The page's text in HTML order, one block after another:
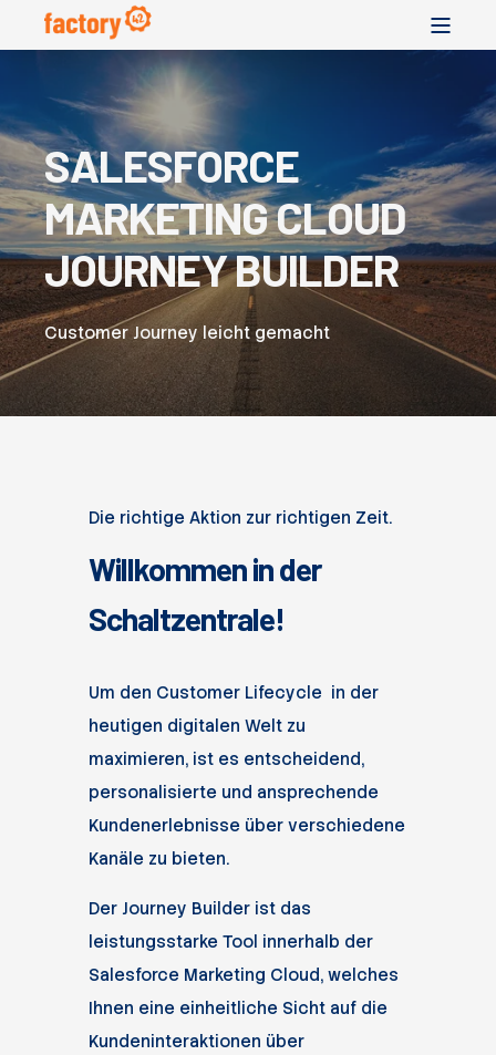
SALESFORCE
MARKETING CLOUD
JOURNEY BUILDER
Customer Journey leicht gemacht
Die richtige Aktion zur richtigen Zeit.
Willkommen in der
Schaltzentrale!
Um den Customer Lifecycle in der
heutigen digitalen Welt zu
maximieren, ist es entscheidend,
personalisierte und ansprechende
Kundenerlebnisse über verschiedene
Kanäle zu bieten.
Der Journey Builder ist das
leistungsstarke Tool innerhalb der
Salesforce Marketing Cloud, welches
Ihnen eine einheitliche Sicht auf die
Kundeninteraktionen über